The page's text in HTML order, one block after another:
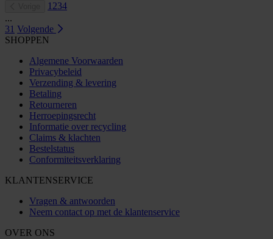
1234
...
31 Volgende
SHOPPEN
Algemene Voorwaarden
Privacybeleid
Verzending & levering
Betaling
Retourneren
Herroepingsrecht
Informatie over recycling
Claims & klachten
Bestelstatus
Conformiteitsverklaring
KLANTENSERVICE
Vragen & antwoorden
Neem contact op met de klantenservice
OVER ONS